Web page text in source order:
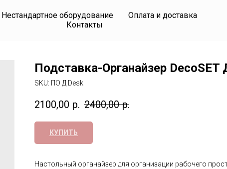
Нестандартное оборудование
Оплата и доставка
Контакты
Подставка-Органайзер DecoSET
SKU: ПО Д Desk
2100,00 р. 2400,00 р.
КУПИТЬ
Настольный органайзер для организации рабочего